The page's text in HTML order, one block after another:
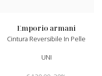
emporio armani
Cintura Reversibile In Pelle
UNI